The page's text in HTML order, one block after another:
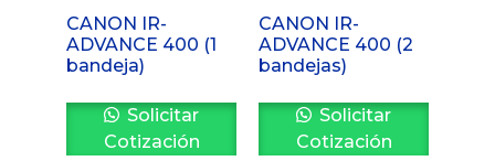
CANON IR-
ADVANCE 400 (1
bandeja)
Solicitar
Cotización
CANON IR-
ADVANCE 400 (2
bandejas)
Solicitar
Cotización